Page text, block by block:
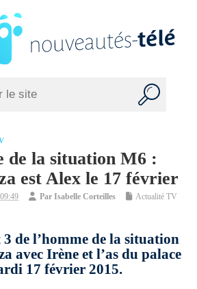
de la situation M6 :
est Alex le 17 février
ParIsabelle Corteilles
Actualité TV
3 de l’homme de la situation
avec Irène et l’as du palace
17 février 2015.